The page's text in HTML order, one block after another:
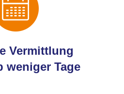
Vermittlung
weniger Tage